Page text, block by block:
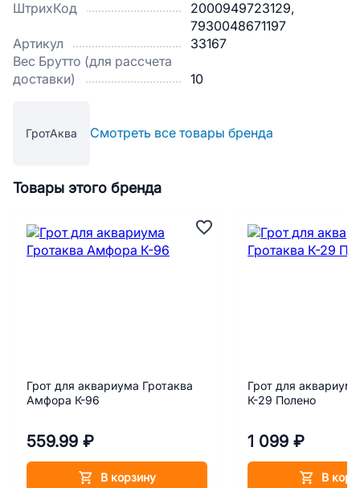
ШтрихКод
2000949723129,
7930048671197
Артикул
33167
Вес Брутто (для рассчета
доставки)
10
ГротАква Смотреть все товары бренда
Товары этого бренда
Грот для аквариума Гротаква
Амфора К-96
559.99 ₽
В корзину
Грот для
К-29 Полено
1 099 ₽
В